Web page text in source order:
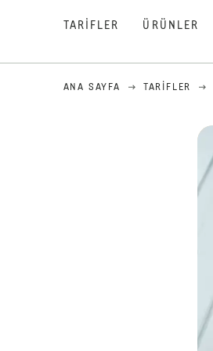
TARIFLER ÜRÜNLER
ANA SAYFA TARIFLER